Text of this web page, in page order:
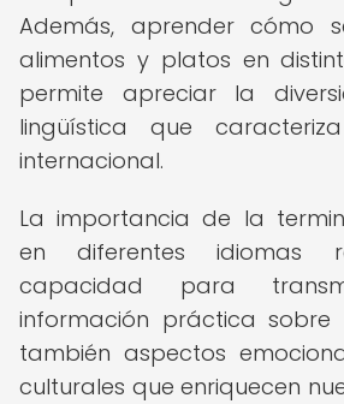
Además, aprender cómo
alimentos y platos en
permite apreciar la
lingüística que
internacional.
La importancia de la
en diferentes idiomas
capacidad para
información práctica sobre
también aspectos
culturales que enriquecen